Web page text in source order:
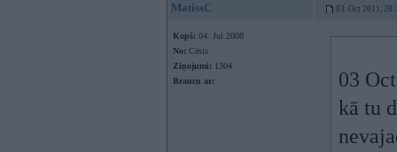
MatissC 03. Oct 2011,
Kopš: 04. Jul 2008
No: Cēsis
Ziņojumi: 1304
Braucu ar:
03
kā tu